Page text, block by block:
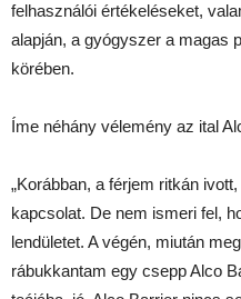
felhasználói értékeléseket,
alapján, a gyógyszer a magas
körében.
Íme néhány vélemény az ital
„Korábban, a férjem ritkán
kapcsolat. De nem ismeri fel,
lendületet. A végén, miután
rábukkantam egy csepp Alco